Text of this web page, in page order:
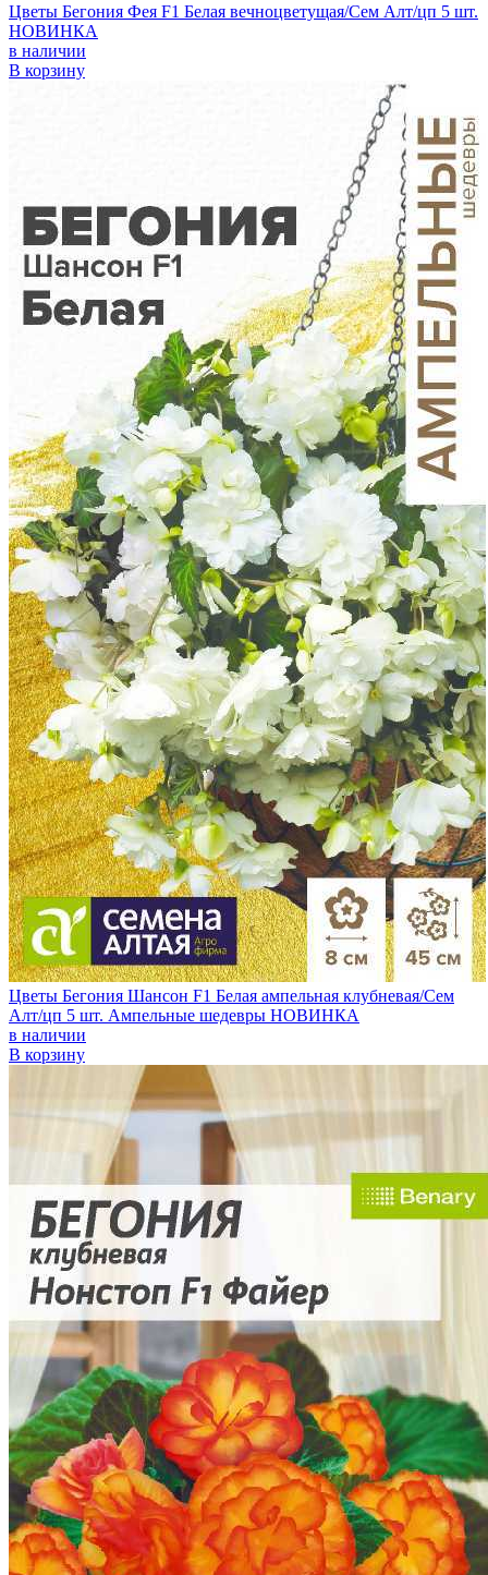
Цветы Бегония Фея F1 Белая вечноцветущая/Сем Алт/цп 5 шт.
НОВИНКА
в наличии
В корзину
Цветы Бегония Шансон F1 Белая ампельная клубневая/Сем
Алт/цп 5 шт. Ампельные шедевры НОВИНКА
в наличии
В корзину